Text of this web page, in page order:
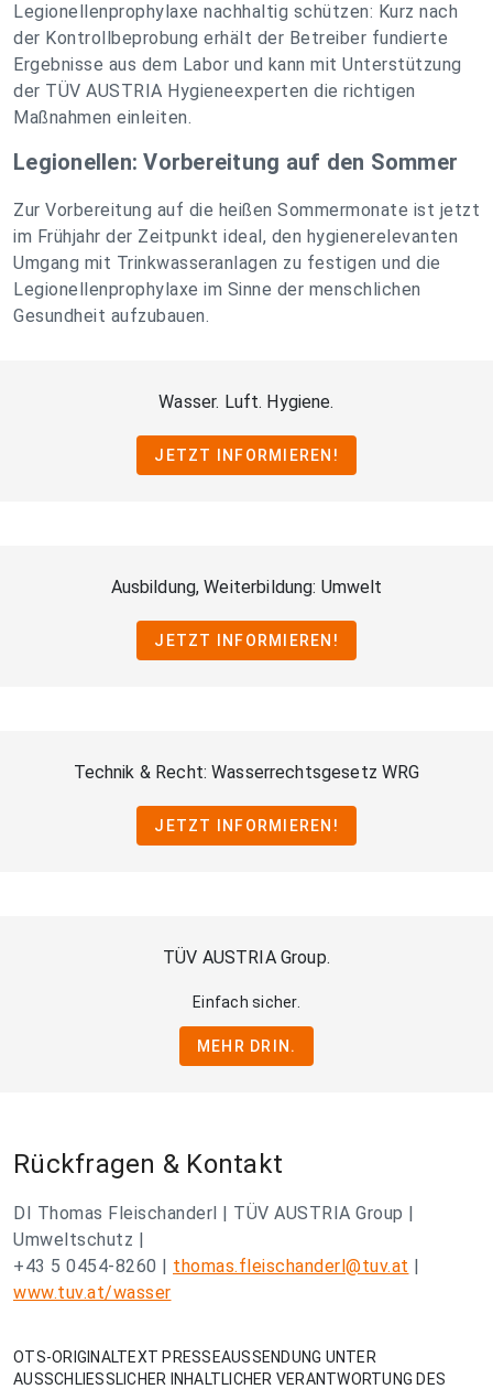
Legionellenprophylaxe nachhaltig schützen: Kurz nach
der Kontrollbeprobung erhält der Betreiber fundierte
Ergebnisse aus dem Labor und kann mit Unterstützung
der TÜV AUSTRIA Hygieneexperten die richtigen
Maßnahmen einleiten.
Legionellen: Vorbereitung auf den Sommer
Zur Vorbereitung auf die heißen Sommermonate ist jetzt
im Frühjahr der Zeitpunkt ideal, den hygienerelevanten
Umgang mit Trinkwasseranlagen zu festigen und die
Legionellenprophylaxe im Sinne der menschlichen
Gesundheit aufzubauen.
Wasser. Luft. Hygiene.
JETZT INFORMIEREN!
Ausbildung, Weiterbildung: Umwelt
JETZT INFORMIEREN!
Technik & Recht: Wasserrechtsgesetz WRG
JETZT INFORMIEREN!
TÜV AUSTRIA Group.
Einfach sicher.
MEHR DRIN.
Rückfragen & Kontakt
DI Thomas Fleischanderl | TÜV AUSTRIA Group |
Umweltschutz |
+43 5 0454-8260 | thomas.fleischanderl@tuv.at |
www.tuv.at/wasser
OTS-ORIGINALTEXT PRESSEAUSSENDUNG UNTER
AUSSCHLIESSLICHER INHALTLICHER VERANTWORTUNG DES